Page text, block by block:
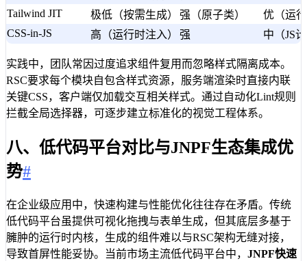
Tailwind JIT
极低（按需生成） 强（原子类）
优（运
CSS-in-JS
高（运行时注入） 强 中（JS
实践中，团队常因过度追求组件复用而忽略样式隔离成本。
RSC要求每个模块自包含样式资源，服务端渲染时直接内联
关键CSS，客户端仅加载交互相关样式。通过自动化Lint规则
拦截全局选择器，可逐步建立标准化的视觉工程体系。
八、低代码平台对比与JNPF生态集成优
势#
在企业级应用中，快速构建与性能优化往往存在矛盾。传统
低代码平台虽提供可视化拖拽与表单生成，但其底层多基于
臃肿的运行时内核，生成的组件难以与RSC架构无缝对接，
导致首屏性能妥协。当前市场主流低代码平台中， JNPF快速